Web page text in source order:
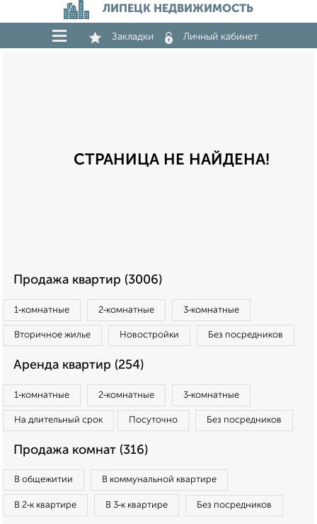
ЛИПЕЦК НЕДВИЖИМОСТЬ
Закладки Личный кабинет
СТРАНИЦА НЕ НАЙДЕНА!
Продажа квартир (3006)
1‑комнатные 2‑комнатные 3‑комнатные
Вторичное жилье Новостройки Без посредников
Аренда квартир (254)
1‑комнатные 2‑комнатные 3‑комнатные
На длительный срок Посуточно Без посредников
Продажа комнат (316)
В общежитии В коммунальной квартире
В 2‑к квартире В 3‑к квартире Без посредников